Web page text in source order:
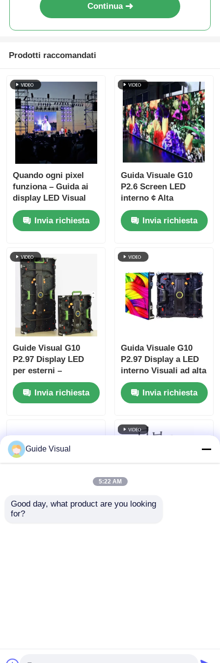
Continua
Prodotti raccomandati
Quando ogni pixel
funziona – Guida ai
display LED Visual
GS Series per eventi
epici Invia richiesta
Guida Visuale G10
P2.6 Screen LED
interno ¢ Alta
frequenza di
aggiornamento per
applicazioni
Invia richiesta
Guide Visual G10
P2.97 Display LED
per esterni –
Schermo a noleggio
ad alta luminosità per
eventi estremi
Invia richiesta
Guida Visuale G10
P2.97 Display a LED
interno Visuali ad alta
definizione con
affidabilità a lungo
termine
Invia richiesta
Guide Visual
5:22 AM
Good day, what product are you looking
for?